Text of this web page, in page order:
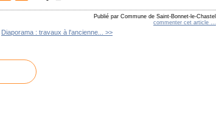
Publié par Commune de Saint-Bonnet-le-Chastel
commenter cet article …
Diaporama : travaux à l'ancienne... >>